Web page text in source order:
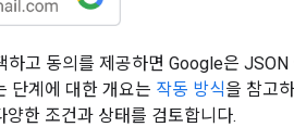
하고 동의를 제공하면 Google은
단계에 대한 개요는 작동 방식을 참고
양한 조건과 상태를 검토합니다.